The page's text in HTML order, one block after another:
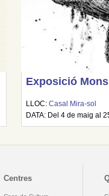
Exposició
LLOC:Casal Mira-sol
DATA: Del 4 de maig al
Centres